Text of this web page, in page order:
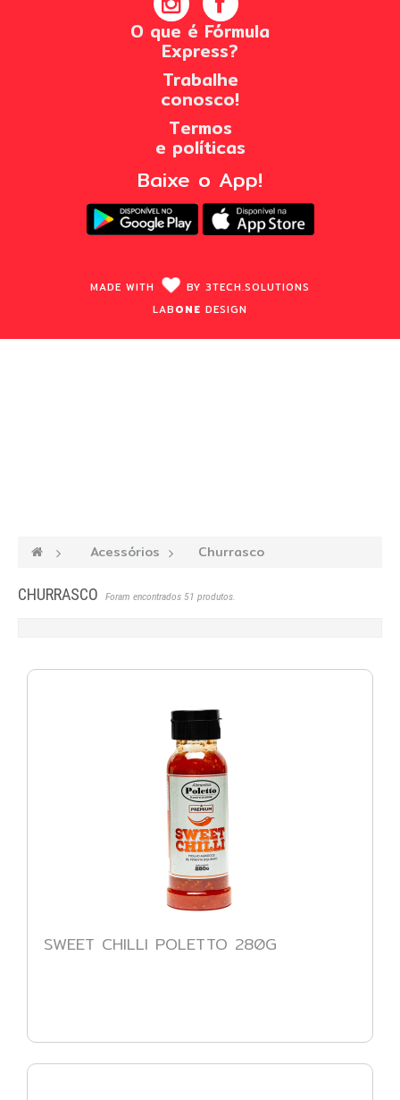
O que é Fórmula
Express?
Trabalhe
conosco!
Termos
e políticas
Baixe o App!
MADE WITH BY 3TECH.SOLUTIONS
LABONE DESIGN
—› Acessórios —› Churrasco
CHURRASCO Foram encontrados 51 produtos.
SWEET CHILLI POLETTO 280G